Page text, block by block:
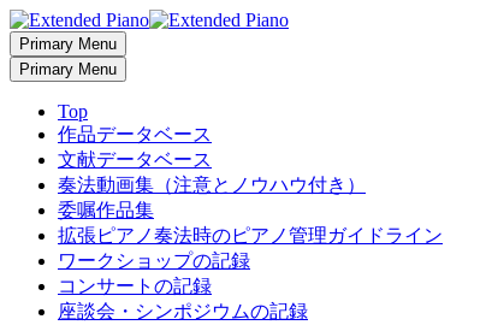
Primary Menu
Primary Menu
Top
作品データベース
文献データベース
奏法動画集（注意とノウハウ付き）
委嘱作品集
拡張ピアノ奏法時のピアノ管理ガイドライン
ワークショップの記録
コンサートの記録
座談会・シンポジウムの記録